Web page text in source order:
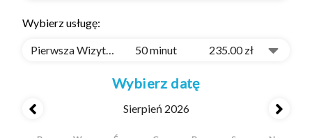
Wybierz usługę:
Pierwsza Wizyta u Fizjoterapeuty 50 minut 235.00 zł
Wybierz datę
Sierpień 2026